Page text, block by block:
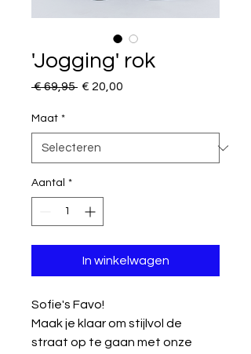
'Jogging' rok
€ 69,95 Normale
€ 20,00
Maat *
Aantal *
In winkelwagen
Sofie's Favo!
Maak je klaar om stijlvol de
straat op te gaan met onze